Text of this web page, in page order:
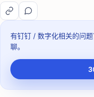
有钉钉 / 数字化相关的问题
聊。